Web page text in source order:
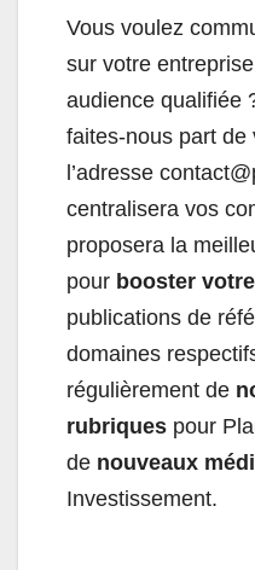
Vous voulez
sur votre
audience qualifiée
faites-nous part de
l’adresse
centralisera vos
proposera la
pour booster
publications de
domaines
régulièrement de
rubriques pour
de nouveaux
Investissement.